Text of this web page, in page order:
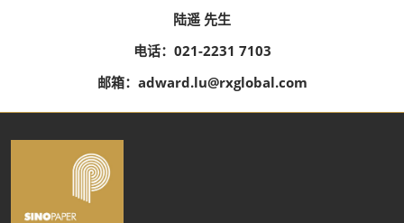
陆遥 先生
电话：021-2231 7103
邮箱：adward.lu@rxglobal.com